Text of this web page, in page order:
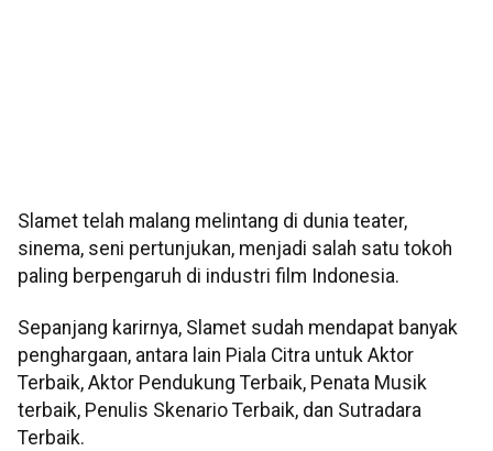
Slamet telah malang melintang di dunia teater,
sinema, seni pertunjukan, menjadi salah satu tokoh
paling berpengaruh di industri film Indonesia.
Sepanjang karirnya, Slamet sudah mendapat banyak
penghargaan, antara lain Piala Citra untuk Aktor
Terbaik, Aktor Pendukung Terbaik, Penata Musik
terbaik, Penulis Skenario Terbaik, dan Sutradara
Terbaik.